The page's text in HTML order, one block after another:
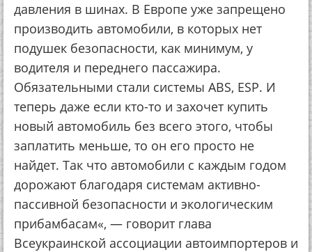
давления в шинах. В Европе уже запрещено
производить автомобили, в которых нет
подушек безопасности, как минимум, у
водителя и переднего пассажира.
Обязательными стали системы ABS, ESP. И
теперь даже если кто-то и захочет купить
новый автомобиль без всего этого, чтобы
заплатить меньше, то он его просто не
найдет. Так что автомобили с каждым годом
дорожают благодаря системам активно-
пассивной безопасности и экологическим
прибамбасам«, — говорит глава
Всеукраинской ассоциации автоимпортеров и